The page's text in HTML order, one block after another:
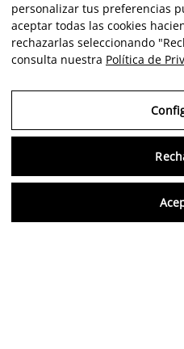
personalizar tus preferencias
aceptar todas las cookies
rechazarlas seleccionando
consulta nuestra Política de